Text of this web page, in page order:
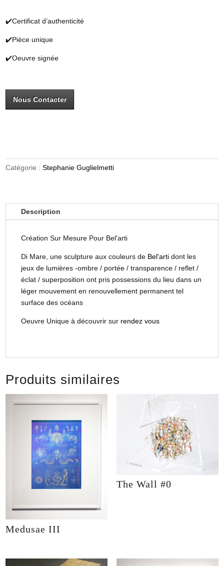
✔️Certificat d’authenticité
✔️Pièce unique
✔️Oeuvre signée
Nous Contacter
Catégorie :Stephanie Guglielmetti
Description
Création Sur Mesure Pour Bel'arti
Di Mare, une sculpture aux couleurs de Bel'arti dont les
jeux de lumières -ombre / portée / transparence / reflet /
éclat / superposition ont pris possessions du lieu dans un
léger mouvement en renouvellement permanent tel
surface des océans
Oeuvre Unique à découvrir sur rendez vous
Produits similaires
Medusae III
The Wall #0